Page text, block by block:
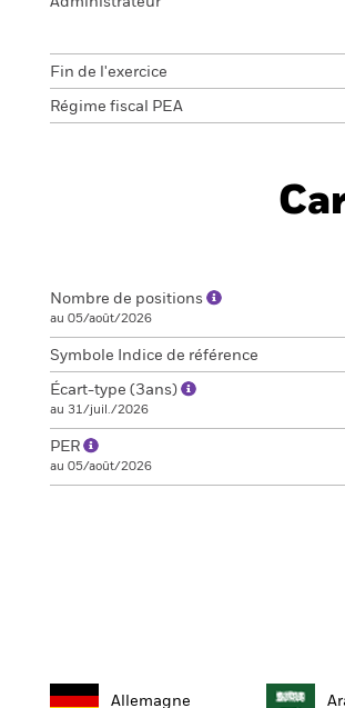
Fin de l'exercice
Régime fiscal PEA
Nombre de positions
au 05/août/2026
Symbole Indice de référence
Écart-type (3ans)
au 31/juil./2026
PER
au 05/août/2026
Allemagne